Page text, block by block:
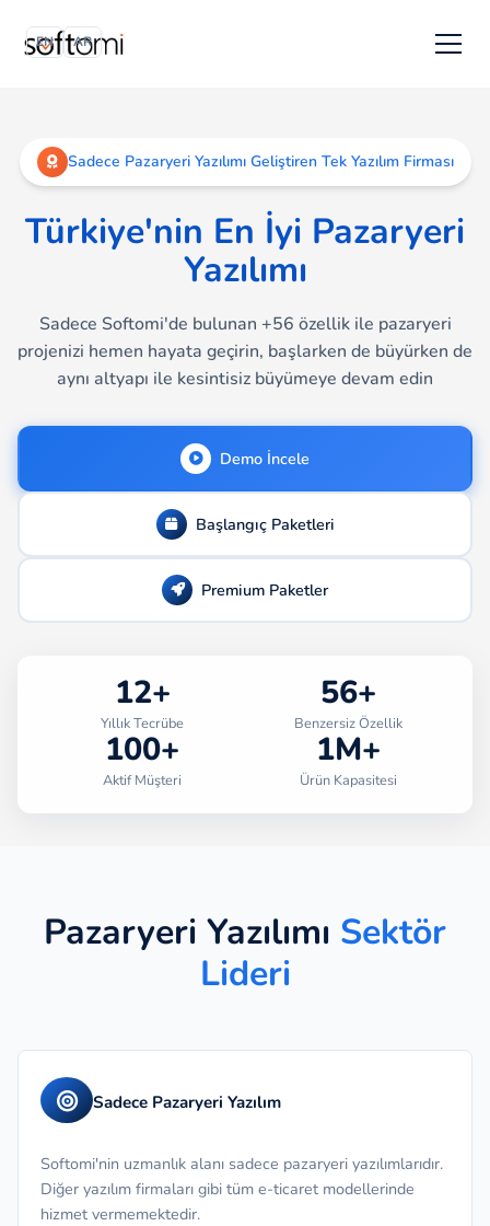
EN AR
Sadece Pazaryeri Yazılımı Geliştiren Tek Yazılım Firması
Türkiye'nin En İyi Pazaryeri
Yazılımı
Sadece Softomi'de bulunan +56 özellik ile pazaryeri
projenizi hemen hayata geçirin, başlarken de büyürken de
aynı altyapı ile kesintisiz büyümeye devam edin
Demo İncele
Başlangıç Paketleri
Premium Paketler
12+
Yıllık Tecrübe
56+
Benzersiz Özellik
100+
Aktif Müşteri
1M+
Ürün Kapasitesi
Pazaryeri Yazılımı Sektör
Lideri
Sadece Pazaryeri Yazılım
Softomi'nin uzmanlık alanı sadece pazaryeri yazılımlarıdır.
Diğer yazılım firmaları gibi tüm e-ticaret modellerinde
hizmet vermemektedir.